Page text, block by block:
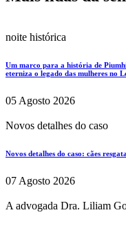
noite histórica
Um marco para a história de
eterniza o legado das mulheres no
05 Agosto 2026
Novos detalhes do caso
Novos detalhes do caso: cães
07 Agosto 2026
A advogada Dra. Liliam